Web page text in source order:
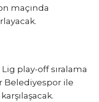
maçında
play-off sıralama
Belediyespor ile